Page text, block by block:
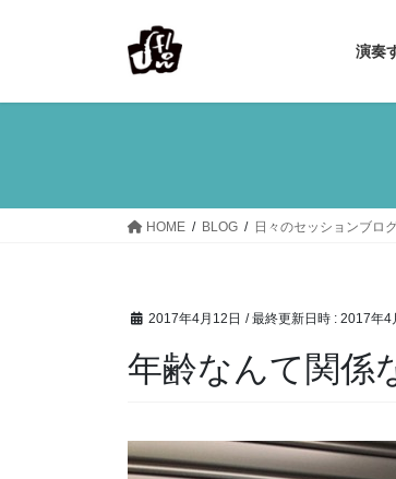
演奏
HOME BLOG 日々のセッションブロ
2017年4月12日 / 最終更新日時 : 2017年4
年齢なんて関係